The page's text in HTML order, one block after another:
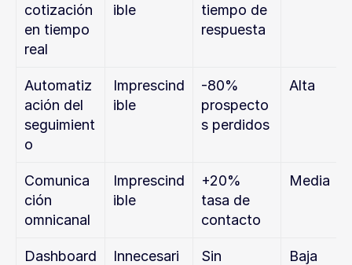
cotización
en tiempo
real
ible
tiempo de
respuesta
Automatiz
ación del
seguimient
o
Imprescind
ible
-80%
prospecto
s perdidos
Alta
Comunica
ción
omnicanal
Imprescind
ible
+20%
tasa de
contacto
Media
Dashboard
Innecesari
Sin
Baja